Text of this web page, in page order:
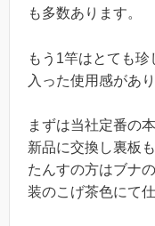
も多数あります。
もう1竿はとても
入った使用感があり
まずは当社定番の
新品に交換し裏板
たんすの方はブナ
装のこげ茶色にて